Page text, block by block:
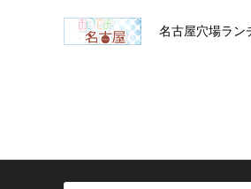
名古屋穴場ラン